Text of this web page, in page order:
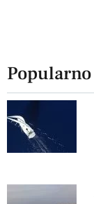
Popularno